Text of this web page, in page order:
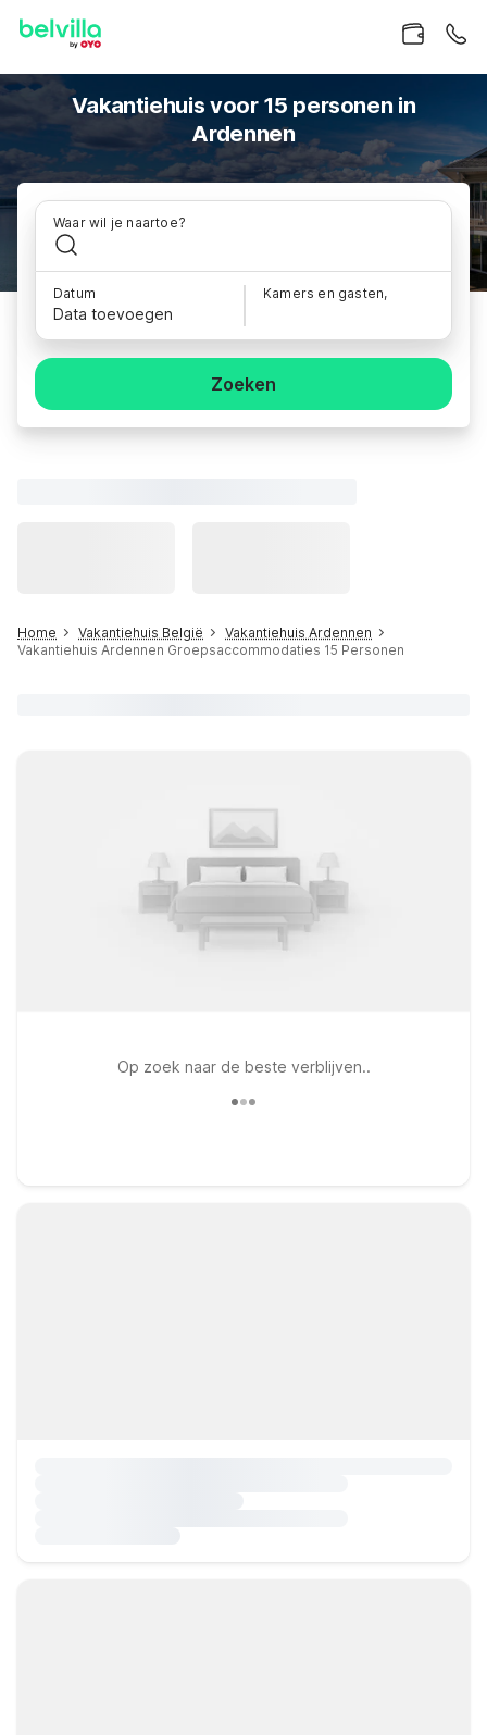
Vakantiehuis voor 15 personen in
Ardennen
Waar wil je naartoe?
Datum
Data toevoegen
Kamers en gasten,
Zoeken
Home Vakantiehuis België
Vakantiehuis Ardennen
Vakantiehuis Ardennen Groepsaccommodaties 15 Personen
Op zoek naar de beste verblijven..